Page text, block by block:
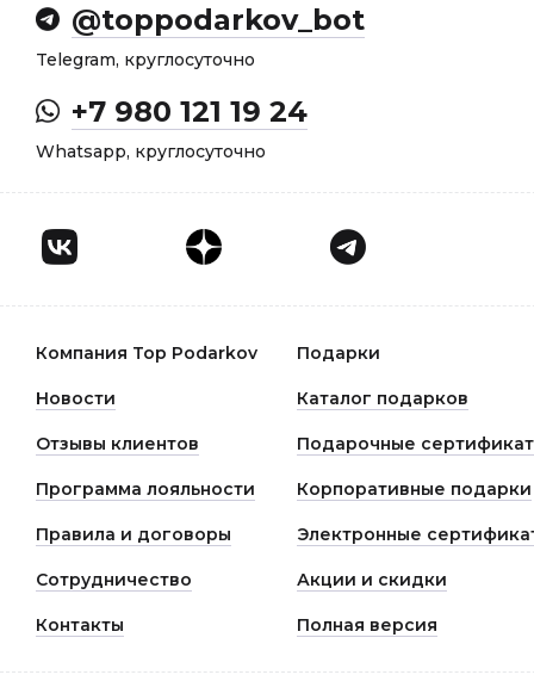
@toppodarkov_bot
Telegram, круглосуточно
+7 980 121 19 24
Whatsapp, круглосуточно
Компания Top Podarkov Подарки
Новости Каталог подарков
Отзывы клиентов Подарочные
Программа лояльности Корпоративные подарки
Правила и договоры Электронные
Сотрудничество Акции и скидки
Контакты Полная версия